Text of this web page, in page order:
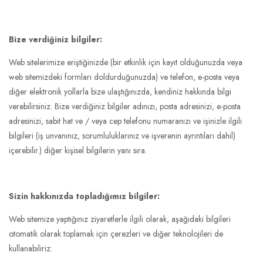
Bize verdiğiniz bilgiler:
Web sitelerimize eriştiğinizde (bir etkinlik için kayıt olduğunuzda veya
web sitemizdeki formları doldurduğunuzda) ve telefon, e-posta veya
diğer elektronik yollarla bize ulaştığınızda, kendiniz hakkında bilgi
verebilirsiniz. Bize verdiğiniz bilgiler adınızı, posta adresinizi, e-posta
adresinizi, sabit hat ve / veya cep telefonu numaranızı ve işinizle ilgili
bilgileri (iş unvanınız, sorumluluklarınız ve işverenin ayrıntıları dahil)
içerebilir.) diğer kişisel bilgilerin yanı sıra.
Sizin hakkınızda topladığımız bilgiler:
Web sitemize yaptığınız ziyaretlerle ilgili olarak, aşağıdaki bilgileri
otomatik olarak toplamak için çerezleri ve diğer teknolojileri de
kullanabiliriz: